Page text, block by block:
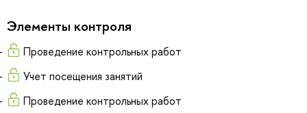
Элементы контроля
Проведение контрольных работ
Учет посещения занятий
Проведение контрольных работ